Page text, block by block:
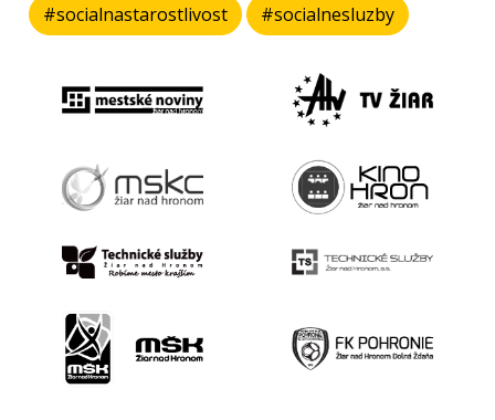
#socialnastarostlivost #socialnesluzby